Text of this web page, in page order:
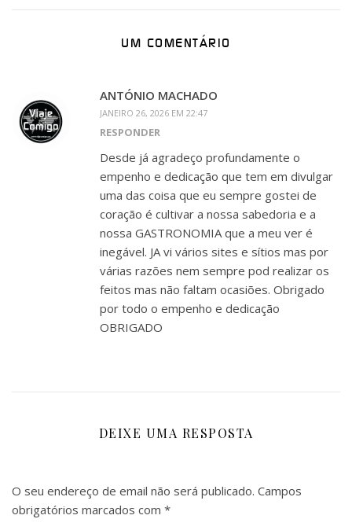
UM COMENTÁRIO
ANTÓNIO MACHADO
JANEIRO 26, 2026 EM 22:47
RESPONDER
Desde já agradeço profundamente o
empenho e dedicação que tem em divulgar
uma das coisa que eu sempre gostei de
coração é cultivar a nossa sabedoria e a
nossa GASTRONOMIA que a meu ver é
inegável. JA vi vários sites e sítios mas por
várias razões nem sempre pod realizar os
feitos mas não faltam ocasiões. Obrigado
por todo o empenho e dedicação
OBRIGADO
DEIXE UMA RESPOSTA
O seu endereço de email não será publicado. Campos
obrigatórios marcados com *